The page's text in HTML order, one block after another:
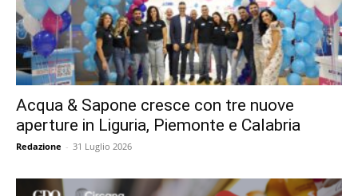
Acqua & Sapone cresce con tre nuove
aperture in Liguria, Piemonte e Calabria
Redazione - 31 Luglio 2026